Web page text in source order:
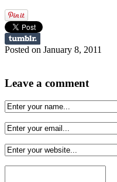
Posted on January 8, 2011
Leave a comment